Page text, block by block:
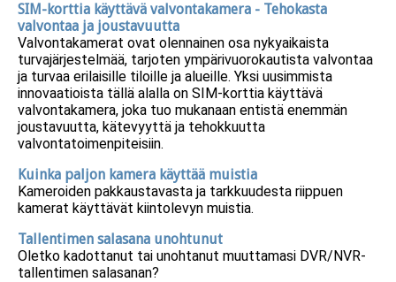
SIM-korttia käyttävä valvontakamera - Tehokasta
valvontaa ja joustavuutta
Valvontakamerat ovat olennainen osa nykyaikaista
turvajärjestelmää, tarjoten ympärivuorokautista valvontaa
ja turvaa erilaisille tiloille ja alueille. Yksi uusimmista
innovaatioista tällä alalla on SIM-korttia käyttävä
valvontakamera, joka tuo mukanaan entistä enemmän
joustavuutta, kätevyyttä ja tehokkuutta
valvontatoimenpiteisiin.
Kuinka paljon kamera käyttää muistia
Kameroiden pakkaustavasta ja tarkkuudesta riippuen
kamerat käyttävät kiintolevyn muistia.
Tallentimen salasana unohtunut
Oletko kadottanut tai unohtanut muuttamasi DVR/NVR-
tallentimen salasanan?